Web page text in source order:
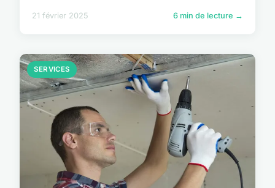
21 février 2025 6 min de lecture →
SERVICES